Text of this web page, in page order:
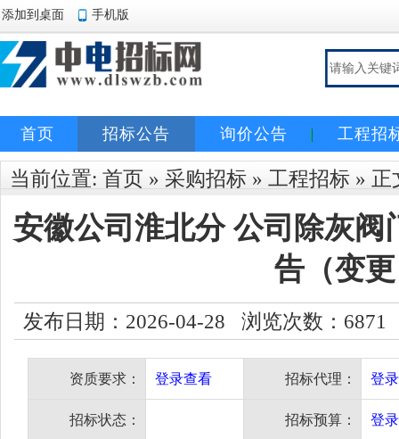
添加到桌面 手机版
首页 招标公告 询价公告 工程招
当前位置: 首页 » 采购招标 » 工程招标 » 正
安徽公司淮北分 公司除灰阀
告（变
发布日期：2026-04-28 浏览次数： 6871
资质要求： 登录查看 招标代理： 登
招标状态： 招标预算： 登